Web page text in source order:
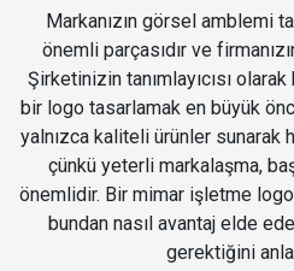
Markanızın görsel amblemi
önemli parçasıdır ve
Şirketinizin tanımlayıcısı
bir logo tasarlamak en büyük
yalnızca kaliteli ürünler
çünkü yeterli markalaşma,
önemlidir. Bir mimar işletme
bundan nasıl avantaj elde
gerektiğini